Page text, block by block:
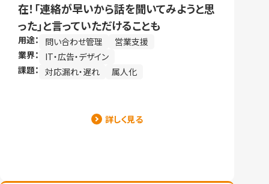
在！「連絡が早いから話を聞いてみようと思
った」と言っていただけることも
用途： 問い合わせ管理
営業支援
業界：
IT・広告・デザイン
課題： 対応漏れ・遅れ 属人化
詳しく見る